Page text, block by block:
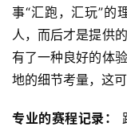
事“汇跑，汇玩”的
人，而后才是提供
有了一种良好的体
地的细节考量，这
专业的赛程记录：